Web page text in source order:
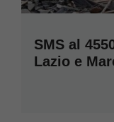
SMS al
Lazio e